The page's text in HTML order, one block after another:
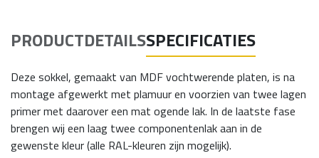
PRODUCTDETAILSSPECIFICATIES
Deze sokkel, gemaakt van MDF vochtwerende platen, is na
montage afgewerkt met plamuur en voorzien van twee lagen
primer met daarover een mat ogende lak. In de laatste fase
brengen wij een laag twee componentenlak aan in de
gewenste kleur (alle RAL-kleuren zijn mogelijk).